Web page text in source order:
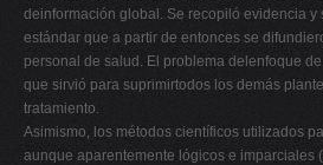
deinformación global. Se recopiló evidencia
estándar que a partir de entonces se
personal de salud. El problema delenfoque
que sirvió para suprimirtodos los demás
tratamiento.
Asimismo, los métodos científicos utilizados
aunque aparentemente lógicos e imparciales